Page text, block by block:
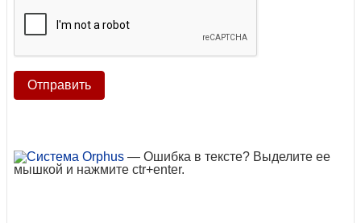
— Ошибка в тексте? Выделите ее
мышкой и нажмите ctr+enter.